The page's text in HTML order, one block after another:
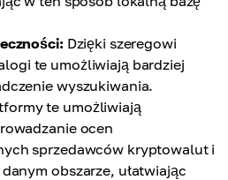
Dzięki szeregowi
te umożliwiają bardziej
wyszukiwania.
te umożliwiają
ocen
sprzedawców kryptowalut i
obszarze, ułatwiając